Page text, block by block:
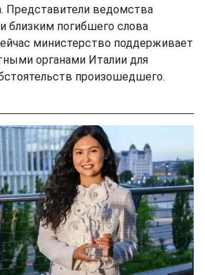
Представители ведомства
близким погибшего слова
министерство поддерживает
органами Италии для
произошедшего.